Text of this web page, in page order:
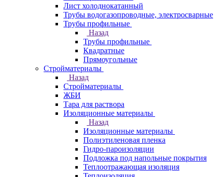
Лист холоднокатанный
Трубы водогазопроводные, электросварные
Трубы профильные
Назад
Трубы профильные
Квадратные
Прямоугольные
Стройматериалы
Назад
Стройматериалы
ЖБИ
Тара для раствора
Изоляционные материалы
Назад
Изоляционные материалы
Полиэтиленовая пленка
Гидро-пароизоляции
Подложка под напольные покрытия
Теплоотражающая изоляция